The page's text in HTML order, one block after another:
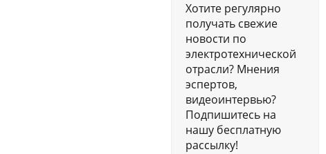
Хотите регулярно
получать свежие
новости по
электротехнической
отрасли? Мнения
эспертов,
видеоинтервью?
Подпишитесь на
нашу бесплатную
рассылку!